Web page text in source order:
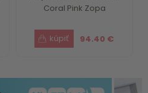
Coral Pink Zopa
94.40 €